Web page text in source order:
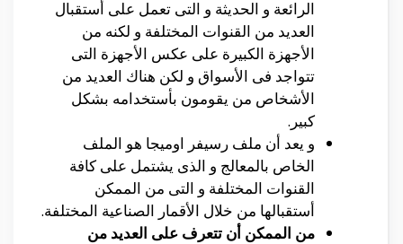
الرائعة و الحديثة و التى تعمل على أستقبال
العديد من القنوات المختلفة و لكنه من
الأجهزة الكبيرة على عكس الأجهزة التى
تتواجد فى الأسواق و لكن هناك العديد من
الأشخاص من يقومون بأستخدامه بشكل
كبير.
و يعد أن ملف رسيفر اوميجا هو الملف
الخاص بالمعالج و الذى يشتمل على كافة
القنوات المختلفة و التى من الممكن
أستقبالها من خلال الأقمار الصناعية المختلفة.
من الممكن أن تتعرف على العديد من